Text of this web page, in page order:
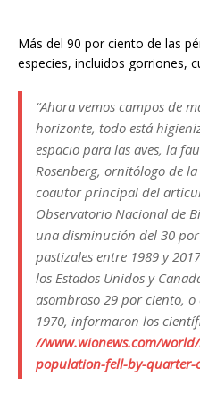
Más del 90 por ciento de las
especies, incluidos gorriones,
“Ahora vemos campos de
horizonte, todo está
espacio para las aves, la
Rosenberg, ornitólogo de
coautor principal del
Observatorio Nacional de
una disminución del 30
pastizales entre 1989 y
los Estados Unidos y
asombroso 29 por ciento,
1970, informaron los
//www.wionews.com/
population-fell-by-quarter-